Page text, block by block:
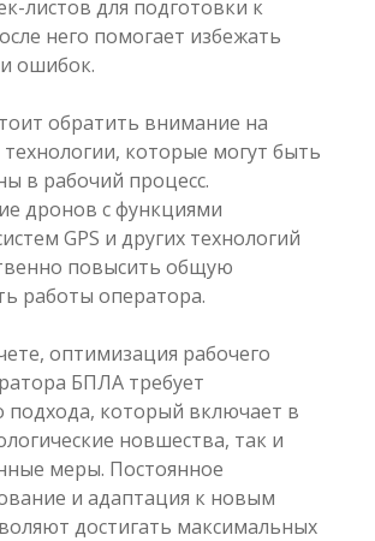
листов для подготовки к
него помогает избежать
ошибок.
обратить внимание на
которые могут быть
в рабочий процесс.
дронов с функциями
GPS и других технологий
повысить общую
работы оператора.
оптимизация рабочего
БПЛА требует
подхода, который включает в
новшества, так и
меры. Постоянное
и адаптация к новым
достигать максимальных